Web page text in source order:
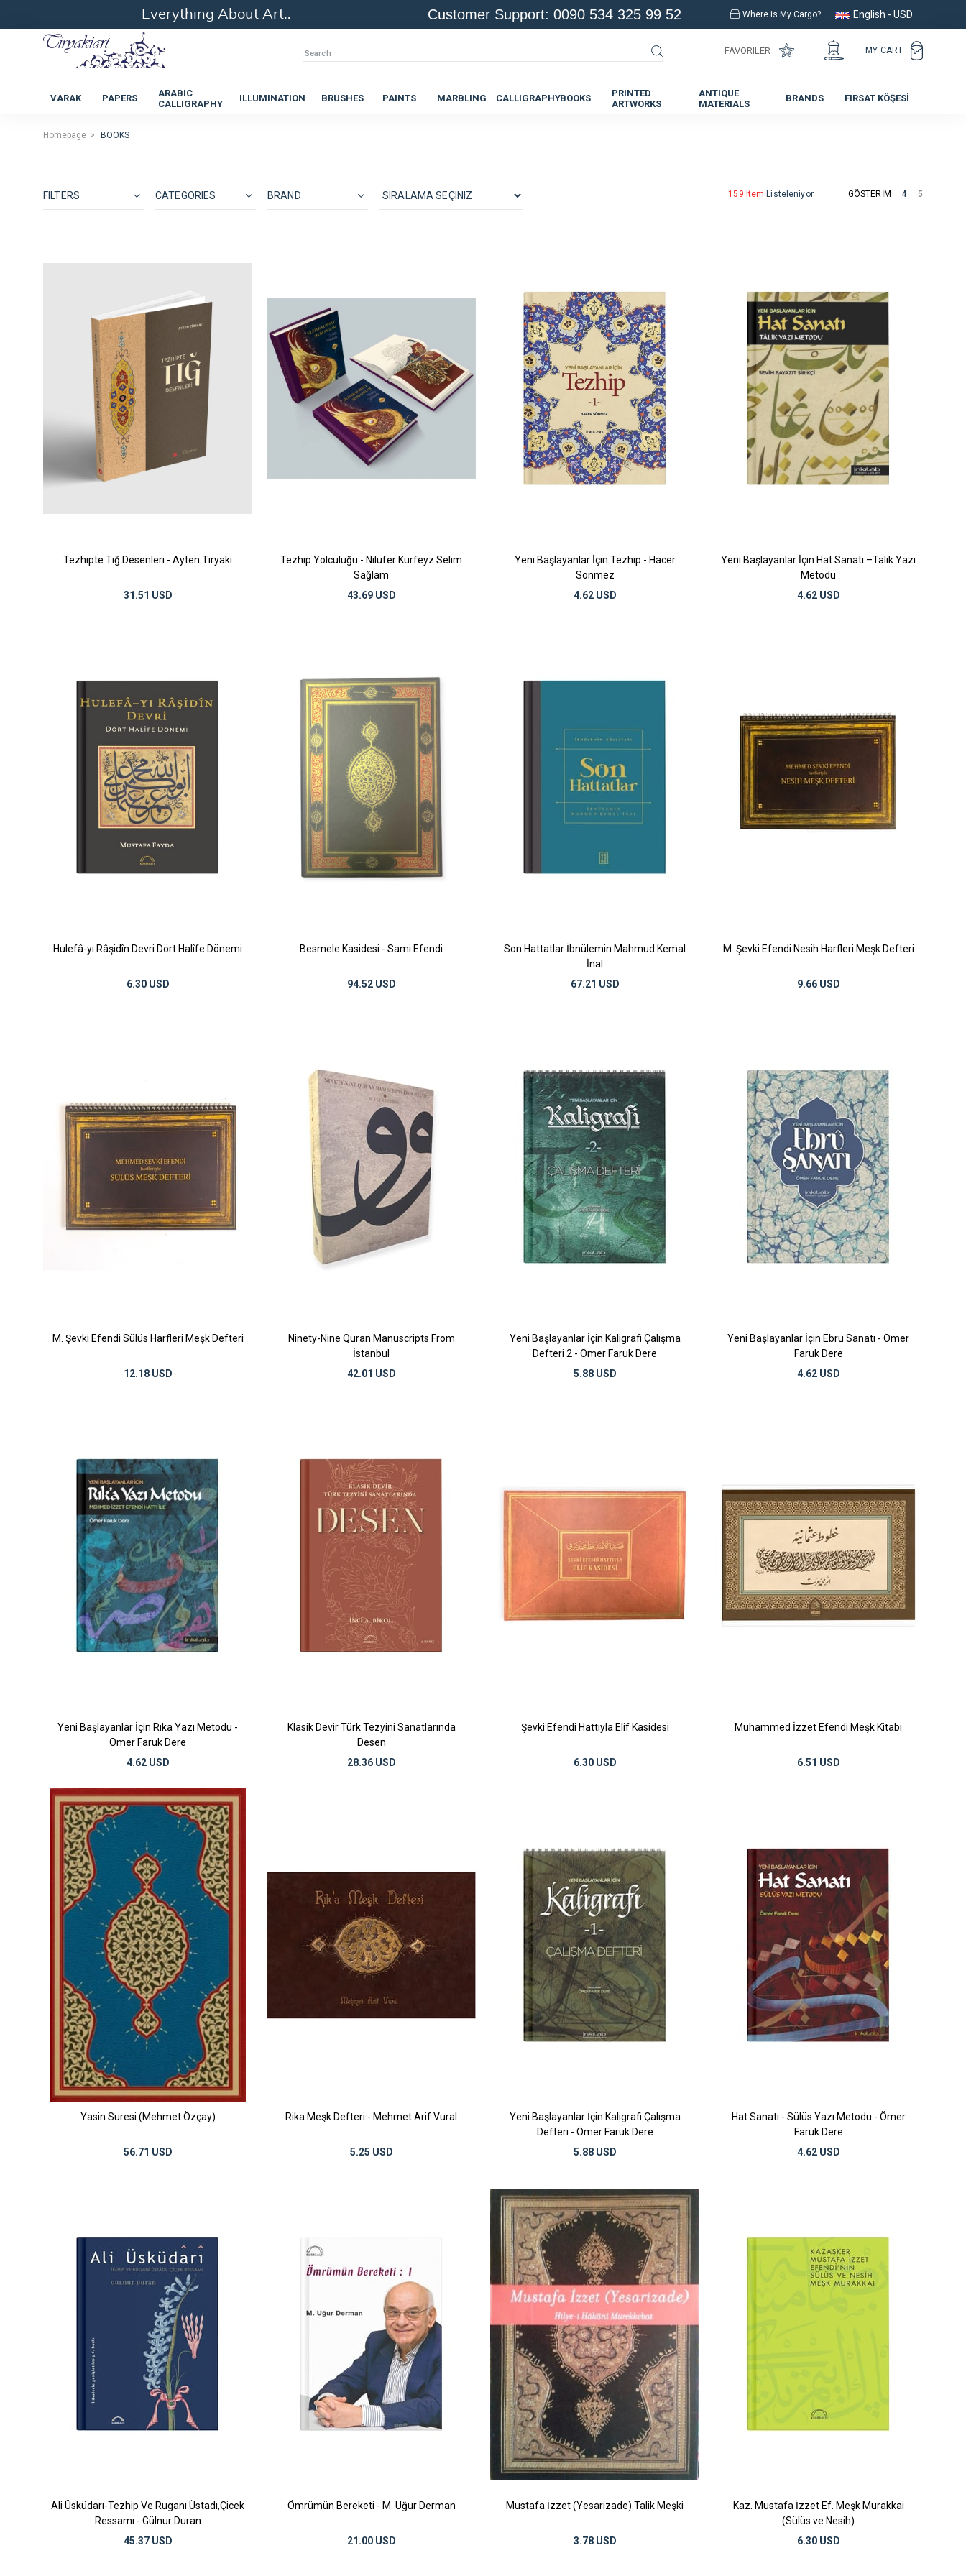
Everything About Art.. Customer Support: 0090 534 325 99 52 Where is My Cargo? English - USD
MY CART
FAVORILER
VARAK PAPERS
ARABIC
CALLIGRAPHY
ILLUMINATION BRUSHES PAINTS MARBLING CALLIGRAPHYBOOKS
PRINTED
ARTWORKS
ANTIQUE
MATERIALS
BRANDS FIRSAT KÖŞESİ
Homepage BOOKS
FILTERS CATEGORIES BRAND 159 Item
Tezhipte Tığ Desenleri - Ayten Tiryaki
31.51 USD
Tezhip Yolculuğu - Nilüfer Kurfeyz Selim
Sağlam
43.69 USD
Yeni Başlayanlar İçin Tezhip - Hacer
Sönmez
4.62 USD
Yeni Başlayanlar İçin Hat Sanatı –Talik Yazı
Metodu
4.62 USD
Hulefâ-yı Râşidîn Devri Dört Halîfe Dönemi
6.30 USD
Besmele Kasidesi - Sami Efendi
94.52 USD
Son Hattatlar İbnülemin Mahmud Kemal
İnal
67.21 USD
M. Şevki Efendi Nesih Harfleri Meşk Defteri
9.66 USD
M. Şevki Efendi Sülüs Harfleri Meşk Defteri
12.18 USD
Ninety-Nine Quran Manuscripts From
İstanbul
42.01 USD
Yeni Başlayanlar İçin Kaligrafi Çalışma
Defteri 2 - Ömer Faruk Dere
5.88 USD
Yeni Başlayanlar İçin Ebru Sanatı - Ömer
Faruk Dere
4.62 USD
Yeni Başlayanlar İçin Rıka Yazı Metodu -
Ömer Faruk Dere
4.62 USD
Klasik Devir Türk Tezyini Sanatlarında
Desen
28.36 USD
Şevki Efendi Hattıyla Elif Kasidesi
6.30 USD
Muhammed İzzet Efendi Meşk Kitabı
6.51 USD
Yasin Suresi (Mehmet Özçay)
56.71 USD
Rika Meşk Defteri - Mehmet Arif Vural
5.25 USD
Yeni Başlayanlar İçin Kaligrafi Çalışma
Defteri - Ömer Faruk Dere
5.88 USD
Hat Sanatı - Sülüs Yazı Metodu - Ömer
Faruk Dere
4.62 USD
Ali Üsküdarı-Tezhip Ve Ruganı Üstadı,Çicek
Ressamı - Gülnur Duran
45.37 USD
Ömrümün Bereketi - M. Uğur Derman
21.00 USD
Mustafa İzzet (Yesarizade) Talik Meşki
3.78 USD
Kaz. Mustafa İzzet Ef. Meşk Murakkai
(Sülüs ve Nesih)
6.30 USD